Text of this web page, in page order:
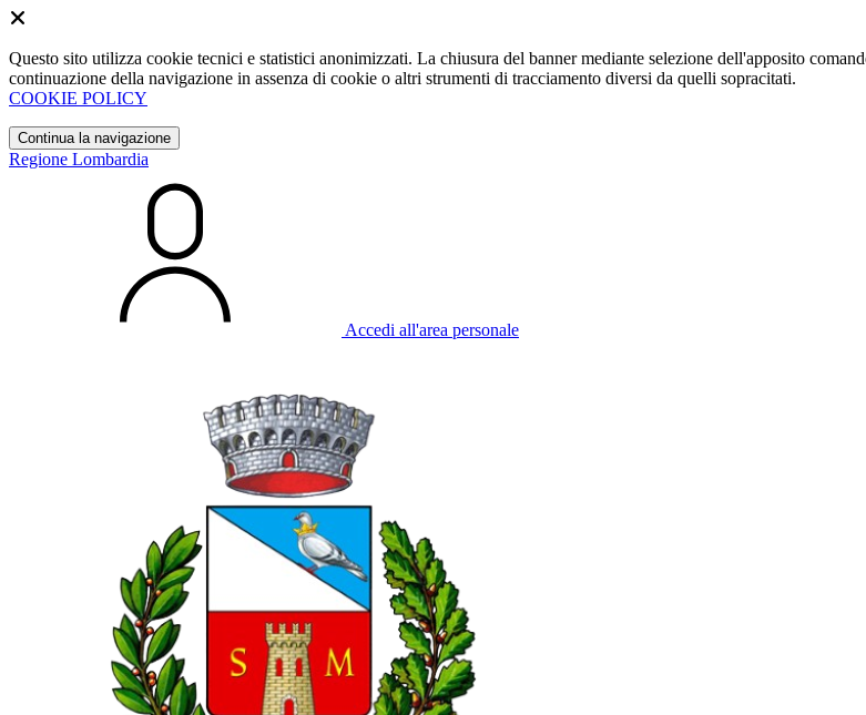
Questo sito utilizza cookie tecnici e statistici anonimizzati. La chiusura del banner mediante selezione dell'apposito
continuazione della navigazione in assenza di cookie o altri strumenti di tracciamento diversi da quelli sopracitati.
COOKIE POLICY
Continua la navigazione
Regione Lombardia
Accedi all'area personale